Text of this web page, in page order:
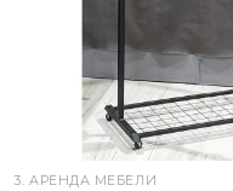
3. АРЕНДА МЕБЕЛИ